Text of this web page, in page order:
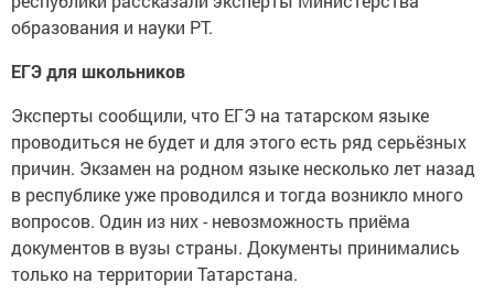
образования и науки РТ.
ЕГЭ для школьников
Эксперты сообщили, что ЕГЭ на татарском языке
проводиться не будет и для этого есть ряд серьёзных
причин. Экзамен на родном языке несколько лет назад
в республике уже проводился и тогда возникло много
вопросов. Один из них - невозможность приёма
документов в вузы страны. Документы принимались
только на территории Татарстана.